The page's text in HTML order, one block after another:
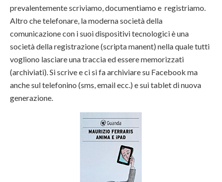
prevalentemente scriviamo, documentiamo e registriamo.
Altro che telefonare, la moderna società della
comunicazione con i suoi dispositivi tecnologici è una
società della registrazione (scripta manent) nella quale tutti
vogliono lasciare una traccia ed essere memorizzati
(archiviati). Si scrive e ci si fa archiviare su Facebook ma
anche sul telefonino (sms, email ecc.) e sui tablet di nuova
generazione.